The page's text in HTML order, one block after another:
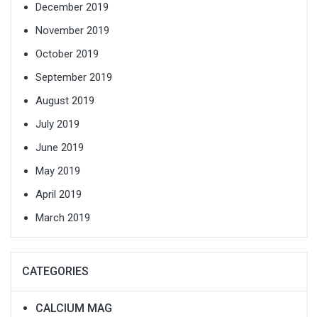
December 2019
November 2019
October 2019
September 2019
August 2019
July 2019
June 2019
May 2019
April 2019
March 2019
CATEGORIES
CALCIUM MAG